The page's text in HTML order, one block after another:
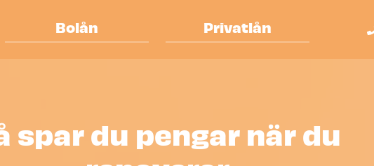
Bolån Privatlån
spar du pengar när du